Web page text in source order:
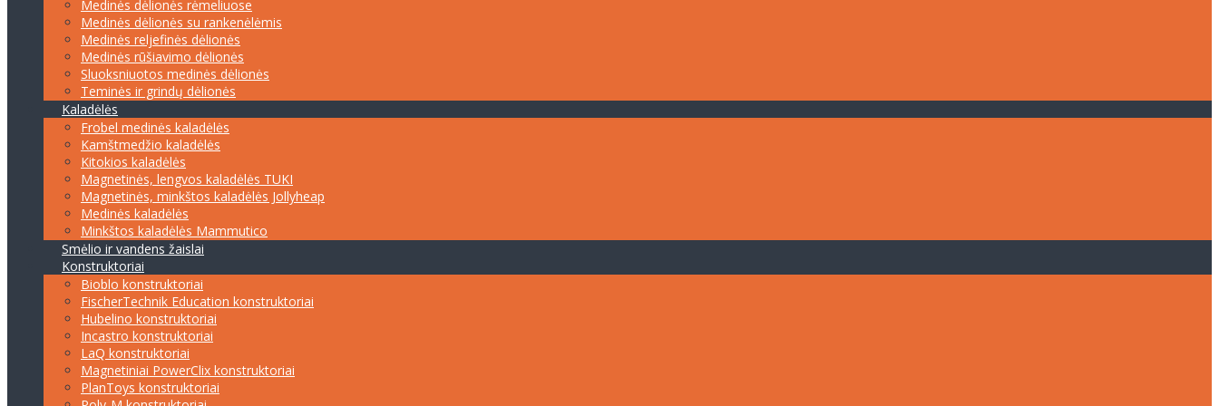
Medinės dėlionės rėmeliuose
Medinės dėlionės su rankenėlėmis
Medinės reljefinės dėlionės
Medinės rūšiavimo dėlionės
Sluoksniuotos medinės dėlionės
Teminės ir grindų dėlionės
Kaladėlės
Frobel medinės kaladėlės
Kamštmedžio kaladėlės
Kitokios kaladėlės
Magnetinės, lengvos kaladėlės TUKI
Magnetinės, minkštos kaladėlės Jollyheap
Medinės kaladėlės
Minkštos kaladėlės Mammutico
Smėlio ir vandens žaislai
Konstruktoriai
Bioblo konstruktoriai
FischerTechnik Education konstruktoriai
Hubelino konstruktoriai
Incastro konstruktoriai
LaQ konstruktoriai
Magnetiniai PowerClix konstruktoriai
PlanToys konstruktoriai